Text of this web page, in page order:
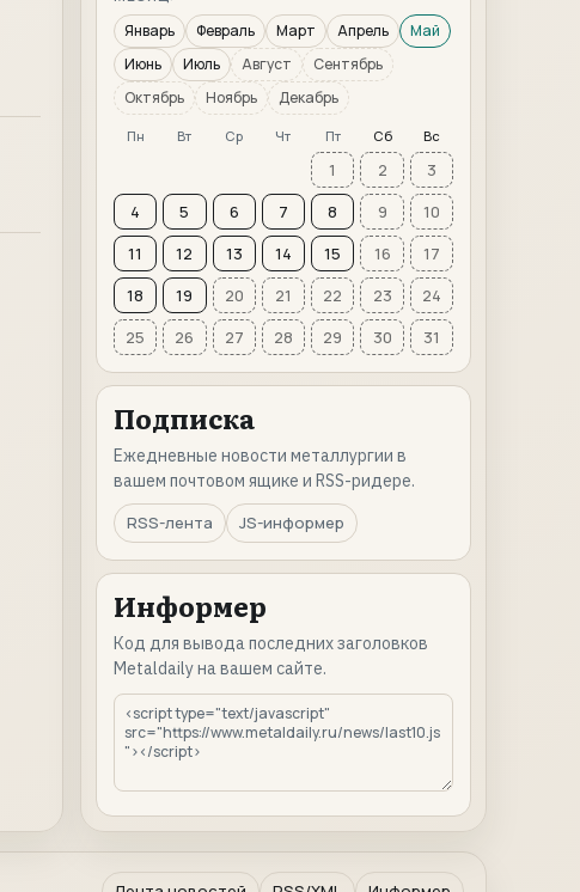
Январь
Февраль Март Апрель
Май
Июнь
Июль Август
Сентябрь
Октябрь
Ноябрь Декабрь
Пн Вт Ср Чт Пт Сб Вс
1 2
3
4
5 6 7 8 9
10
11
12 13 14 15 16
17
18
19 20 21 22 23
24
25
26 27 28 29 30 31
Подписка
Ежедневные новости металлургии в
вашем почтовом ящике и RSS-ридере.
RSS-лента
JS-информер
Информер
Код для вывода последних заголовков
Metaldaily на вашем сайте.